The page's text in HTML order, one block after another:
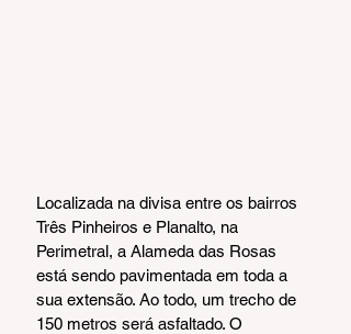
Localizada na divisa entre os bairros
Três Pinheiros e Planalto, na
Perimetral, a Alameda das Rosas
está sendo pavimentada em toda a
sua extensão. Ao todo, um trecho de
150 metros será asfaltado. O